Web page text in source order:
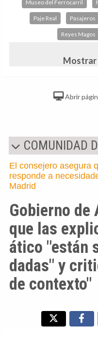
Museo del Ferrocarril
Paje Real Pasajeros
Reyes Magos
Mostrar
Abrir
COMUNIDAD
El consejero asegura
responde a
Madrid
Gobierno de
que las
ático "están
dadas" y
de contexto"